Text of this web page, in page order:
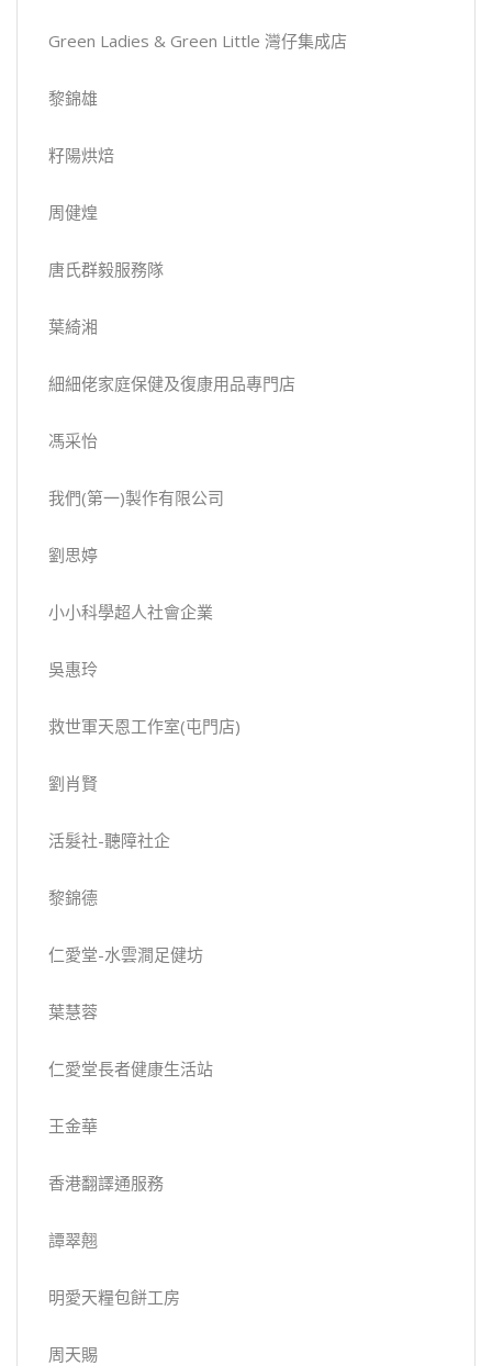
Green Ladies & Green Little 灣仔集成店
黎錦雄
籽陽烘焙
周健煌
唐氏群毅服務隊
葉綺湘
細細佬家庭保健及復康用品專門店
馮采怡
我們(第一)製作有限公司
劉思婷
小小科學超人社會企業
吳惠玲
救世軍天恩工作室(屯門店)
劉肖賢
活髮社-聽障社企
黎錦德
仁愛堂-水雲澗足健坊
葉慧蓉
仁愛堂長者健康生活站
王金華
香港翻譯通服務
譚翠翹
明愛天糧包餅工房
周天賜